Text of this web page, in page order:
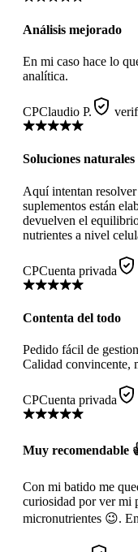
Análisis mejorado
En mi caso hace lo
analítica.
CPClaudio P.
Soluciones naturales
Aquí intentan
suplementos están
devuelven el
nutrientes a nivel
CPCuenta privada
Contenta del todo
Pedido fácil de
Calidad convincente,
CPCuenta privada
Muy recomendable
Con mi batido me
curiosidad por ver mi
micronutrientes 😉.